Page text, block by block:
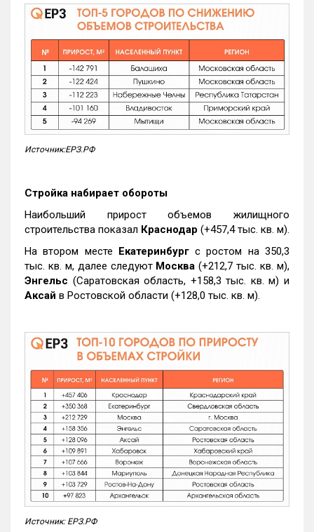
Источник:ЕРЗ.РФ
Стройка набирает обороты
Наибольший прирост объемов жилищного
строительства показал Краснодар (+457,4 тыс. кв. м).
На втором месте
Екатеринбургс ростом на 350,3
тыс. кв. м, далее следуют Москва (+212,7 тыс. кв. м),
Энгельс (Саратовская область, +158,3 тыс. кв. м) и
Аксай в Ростовской области (+128,0 тыс. кв. м).
Источник: ЕРЗ.РФ